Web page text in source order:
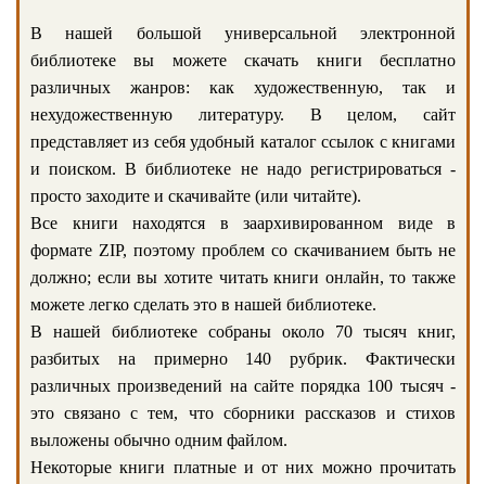
В нашей большой универсальной электронной
библиотеке вы можете скачать книги бесплатно
различных жанров: как художественную, так и
нехудожественную литературу. В целом, сайт
представляет из себя удобный каталог ссылок с книгами
и поиском. В библиотеке не надо регистрироваться -
просто заходите и скачивайте (или читайте).
Все книги находятся в заархивированном виде в
формате ZIP, поэтому проблем со скачиванием быть не
должно; если вы хотите читать книги онлайн, то также
можете легко сделать это в нашей библиотеке.
В нашей библиотеке собраны около 70 тысяч книг,
разбитых на примерно 140 рубрик. Фактически
различных произведений на сайте порядка 100 тысяч -
это связано с тем, что сборники рассказов и стихов
выложены обычно одним файлом.
Некоторые книги платные и от них можно прочитать